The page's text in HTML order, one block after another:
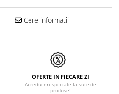
Cere informatii
OFERTE IN FIECARE ZI
Ai reduceri speciale la sute de
produse!